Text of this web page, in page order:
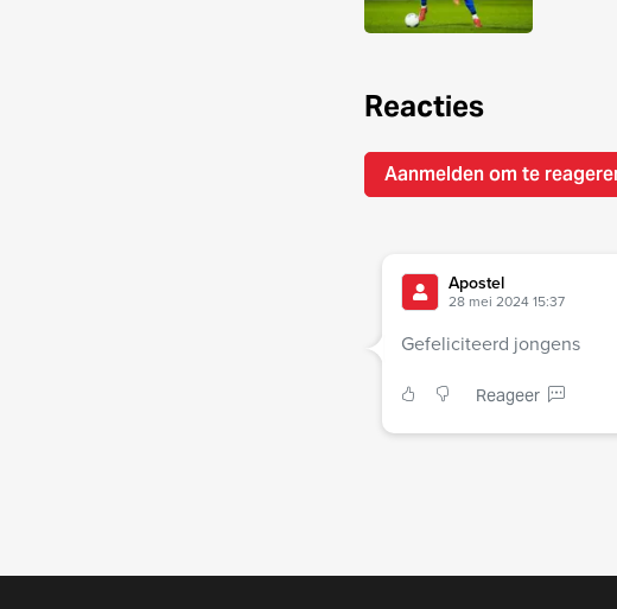
Reacties
Aanmelden om te
Apostel
28 mei 2024 15:37
Gefeliciteerd jongens
Reageer